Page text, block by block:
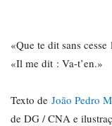
«Que te dit sans cesse
«Il me dit : Va-t’en.»
Texto de João Pedro
de DG / CNA e